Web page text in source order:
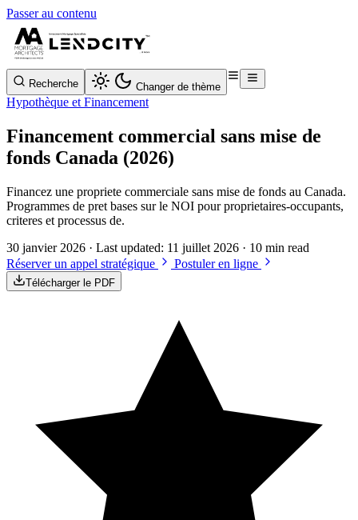
Passer au contenu
Recherche Changer de thème
Hypothèque et Financement
Financement commercial sans mise de
fonds Canada (2026)
Financez une propriete commerciale sans mise de fonds au Canada.
Programmes de pret bases sur le NOI pour proprietaires-occupants,
criteres et processus de.
30 janvier 2026 · Last updated: 11 juillet 2026 · 10 min read
Réserver un appel stratégique
Postuler en ligne
Télécharger le PDF